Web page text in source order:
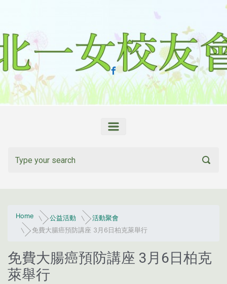
Home 公益活動
活動聚會
免費大腸癌預防講座 3月6日柏克萊舉行
免費大腸癌預防講座 3月6日柏克
萊舉行